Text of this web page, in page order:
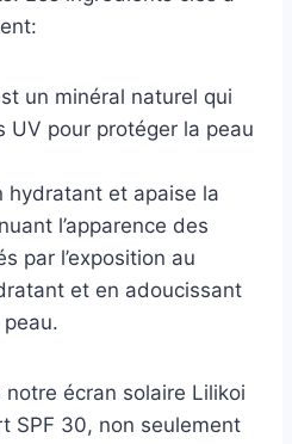
un minéral naturel qui
UV pour protéger la peau
hydratant et apaise la
l’apparence des
par l’exposition au
et en adoucissant
peau.
écran solaire Lilikoi
SPF 30, non seulement